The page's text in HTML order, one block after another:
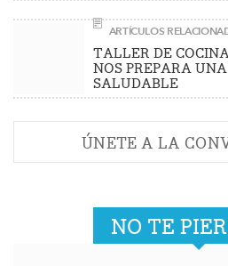
ARTÍCULOS
TALLER DE
NOS PREPARA
SALUDABLE
ÚNETE A LA
NO TE